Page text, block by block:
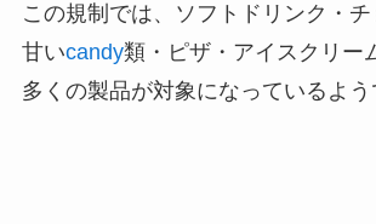
この規制では、ソフトドリンク・チ
甘いcandy類・ピザ・アイスクリー
多くの製品が対象になっているよう